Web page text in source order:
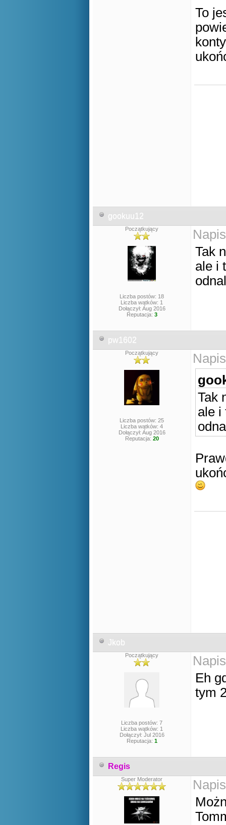
To
gookuu12
Początkujący
Liczba postów: 18
Liczba wątków: 1
Dołączył: Aug 2016
Reputacja: 3
Tak
ale i
pw1602
Początkujący
Liczba postów: 25
Liczba wątków: 4
Dołączył: Aug 2016
Reputacja: 20
Tak
ale i
Jkob
Początkujący
Liczba postów: 7
Liczba wątków: 1
Dołączył: Jul 2016
Reputacja: 1
Eh
tym
Regis
Super Moderator